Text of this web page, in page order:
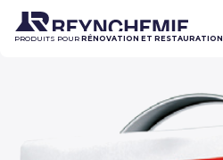
PRODUITS POUR RÉNOVATION ET RESTAURATION